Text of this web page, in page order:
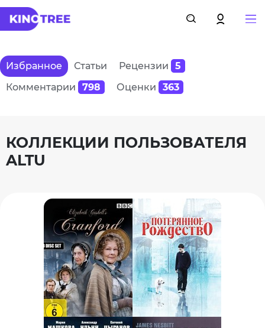
Избранное Статьи Рецензии
5
Комментарии
798 Оценки 363
КОЛЛЕКЦИИ ПОЛЬЗОВАТЕЛЯ
ALTU